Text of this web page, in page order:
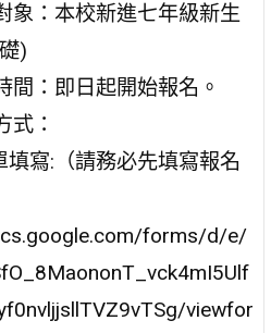
象：本校新進七年級新生
)
間：即日起開始報名。
式：
填寫:（請務必先填寫報名
forms/d/e/
viewfor